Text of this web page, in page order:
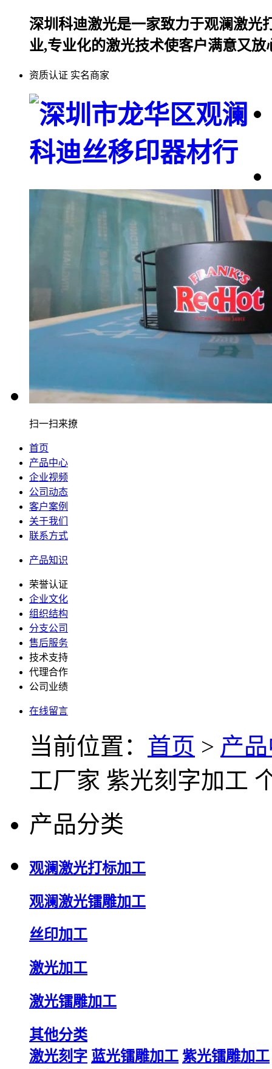
深圳科迪激光是一家致力于观澜激光
业,专业化的激光技术使客户满意又放
资质认证 实名商家
扫一扫来撩
首页
产品中心
企业视频
公司动态
客户案例
关于我们
联系方式
产品知识
荣誉认证
企业文化
组织结构
分支公司
售后服务
技术支持
代理合作
公司业绩
在线留言
当前位置： 首页 > 产
工厂家 紫光刻字加工
产品分类
观澜激光打标加工
观澜激光镭雕加工
丝印加工
激光加工
激光镭雕加工
其他分类
激光刻字 蓝光镭雕加工 紫光镭雕加工